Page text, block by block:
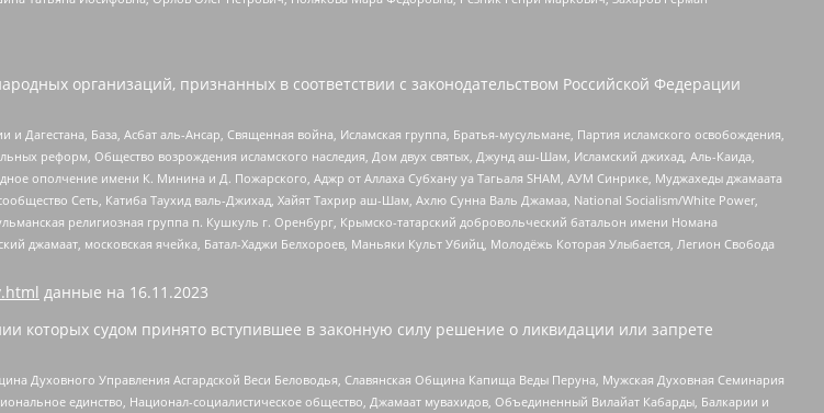
организаций, признанных в соответствии с законодательством Российской Федерации
База, Асбат аль-Ансар, Священная война, Исламская группа, Братья-мусульмане, Партия исламского освобождения,
реформ, Общество возрождения исламского наследия, Дом двух святых, Джунд аш-Шам, Исламский джихад, Аль-Каида,
ополчение имени К. Минина и Д. Пожарского, Аджр от Аллаха Субхану уа Тагьаля SHAM, АУМ Синрике, Муджахеды джамаата
Сеть, Катиба Таухид валь-Джихад, Хайят Тахрир аш-Шам, Ахлю Сунна Валь Джамаа, National Socialism/White Power,
религиозная группа п. Кушкуль г. Оренбург, Крымско-татарский добровольческий батальон имени Номана
джамаат, московская ячейка, Батал-Хаджи Белхороев, Маньяки Культ Убийц, Молодёжь Которая Улыбается, Легион Свобода
данные на 16.11.2023
судом принято вступившее в законную силу решение о ликвидации или запрете
Духовного Управления Асгардской Веси Беловодья, Славянская Община Капища Веды Перуна, Мужская Духовная Семинария
единство, Национал-социалистическое общество, Джамаат мувахидов, Объединенный Вилайат Кабарды, Балкарии и